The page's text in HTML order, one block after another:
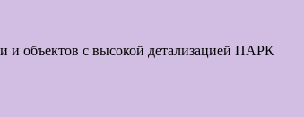
и объектов с высокой детализацией ПАРК